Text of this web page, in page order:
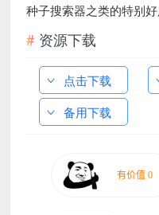
种子搜索器之类的特别
资源下载
点击下载
备用下载